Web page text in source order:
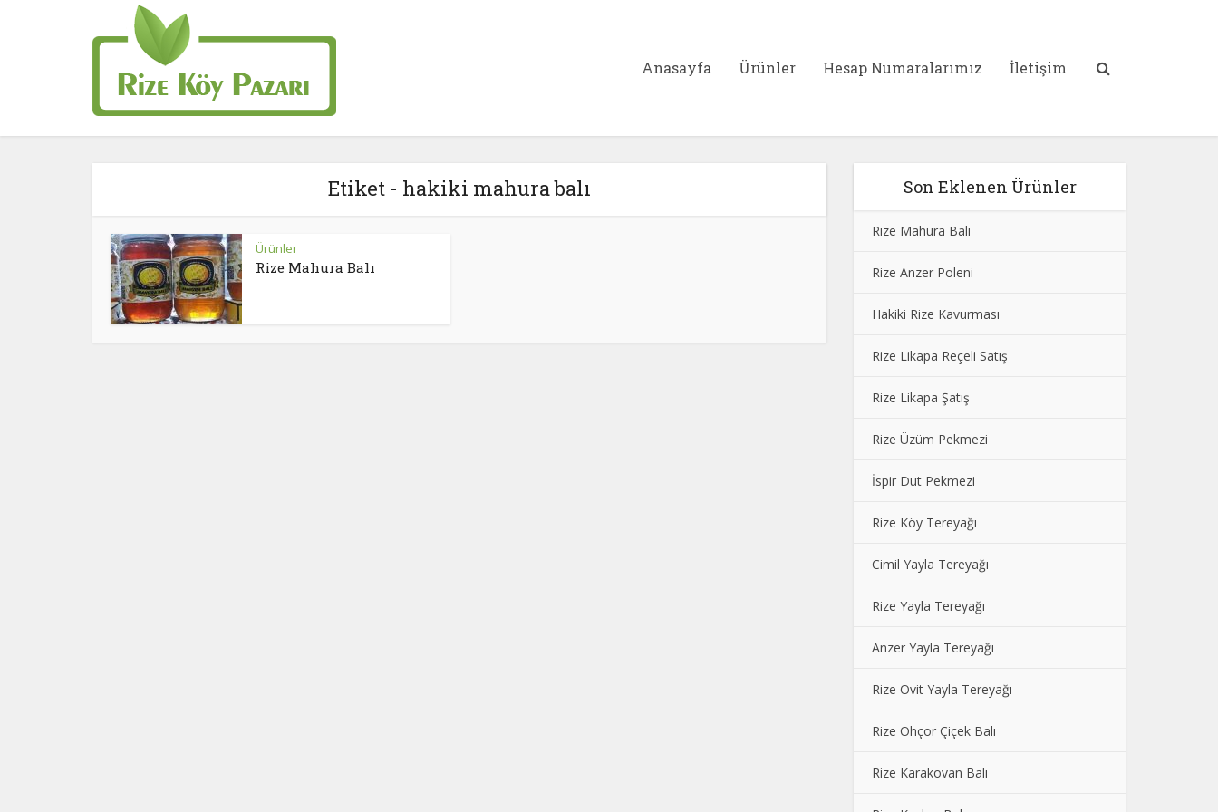
Anasayfa Ürünler Hesap Numaralarımız İletişim
Etiket - hakiki mahura balı
Ürünler
Rize Mahura Balı
Son Eklenen Ürünler
Rize Mahura Balı
Rize Anzer Poleni
Hakiki Rize Kavurması
Rize Likapa Reçeli Satış
Rize Likapa Şatış
Rize Üzüm Pekmezi
İspir Dut Pekmezi
Rize Köy Tereyağı
Cimil Yayla Tereyağı
Rize Yayla Tereyağı
Anzer Yayla Tereyağı
Rize Ovit Yayla Tereyağı
Rize Ohçor Çiçek Balı
Rize Karakovan Balı